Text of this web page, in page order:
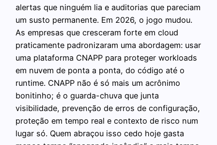
alertas que ninguém lia e auditorias que pareciam
um susto permanente. Em 2026, o jogo mudou.
As empresas que cresceram forte em cloud
praticamente padronizaram uma abordagem: usar
uma plataforma CNAPP para proteger workloads
em nuvem de ponta a ponta, do código até o
runtime. CNAPP não é só mais um acrônimo
bonitinho; é o guarda-chuva que junta
visibilidade, prevenção de erros de configuração,
proteção em tempo real e contexto de risco num
lugar só. Quem abraçou isso cedo hoje gasta